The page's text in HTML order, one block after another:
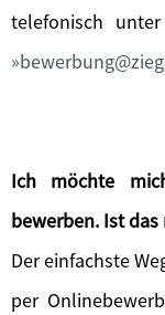
telefonisch
Ich möchte
bewerben. Ist das
Der einfachste
per